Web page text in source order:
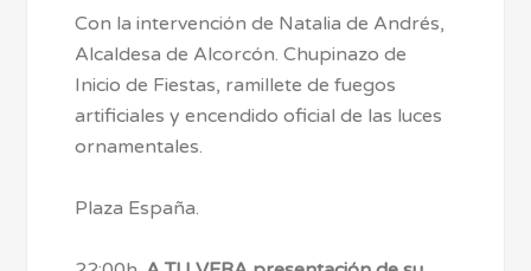
Con la intervención de Natalia de Andrés,
Alcaldesa de Alcorcón. Chupinazo de
Inicio de Fiestas, ramillete de fuegos
artificiales y encendido oficial de las luces
ornamentales.
Plaza España.